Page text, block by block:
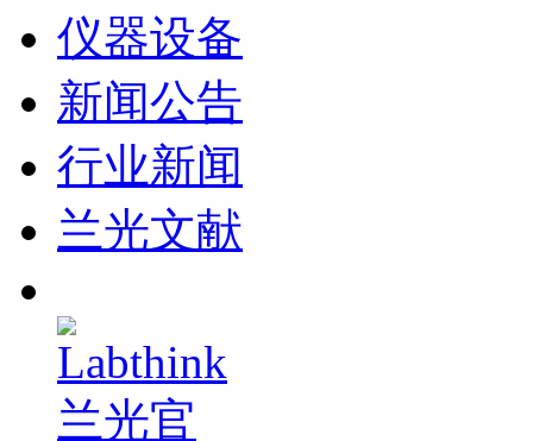
仪器设备
新闻公告
行业新闻
兰光文献